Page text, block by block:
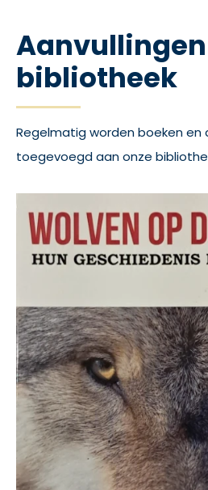
Aanvullingen
bibliotheek
Regelmatig worden boeken
toegevoegd aan onze